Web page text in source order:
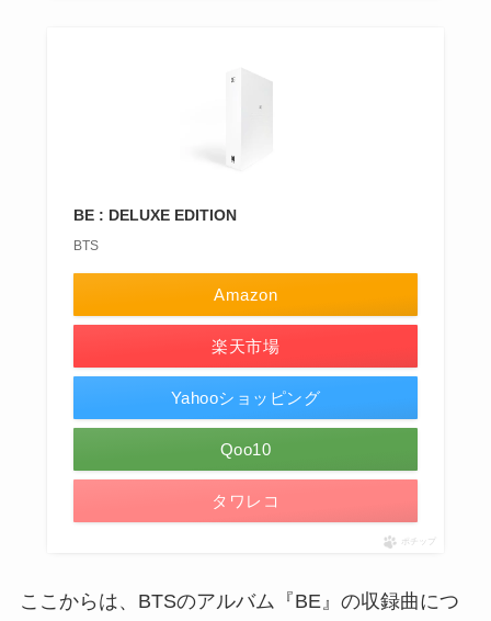
BE : DELUXE EDITION
BTS
Amazon
楽天市場
Yahooショッピング
Qoo10
タワレコ
ポチップ
ここからは、BTSのアルバム『BE』の収録曲につ